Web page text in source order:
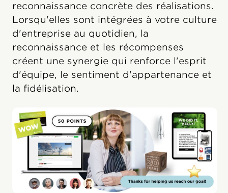
reconnaissance concrète des réalisations.
Lorsqu'elles sont intégrées à votre culture
d'entreprise au quotidien, la
reconnaissance et les récompenses
créent une synergie qui renforce l'esprit
d'équipe, le sentiment d'appartenance et
la fidélisation.